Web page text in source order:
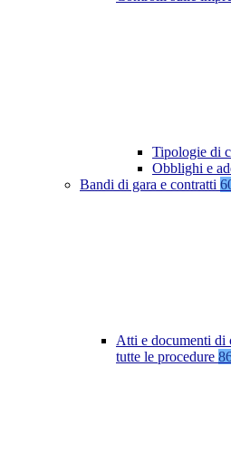
Tipologie di
Obblighi e
Bandi di gara e contratti
Atti e documenti di
tutte le procedure